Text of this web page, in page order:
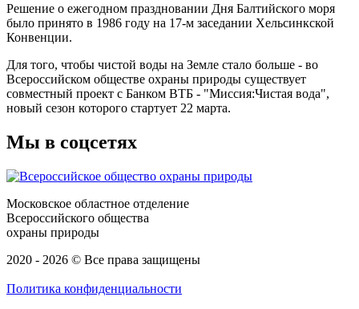
Решение о ежегодном праздновании Дня Балтийского моря
было принято в 1986 году на 17-м заседании Хельсинкской
Конвенции.
Для того, чтобы чистой воды на Земле стало больше - во
Всероссийском обществе охраны природы существует
совместный проект с Банком ВТБ - "Миссия:Чистая вода",
новый сезон которого стартует 22 марта.
Мы в соцсетях
Московское областное отделение
Всероссийского общества
охраны природы
2020 - 2026 © Все права защищены
Политика конфиденциальности